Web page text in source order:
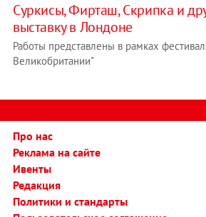
Суркисы, Фирташ, Скрипка и
выставку в Лондоне
Работы представлены в рамках
Великобритании"
Про нас
Реклама на сайте
Ивенты
Редакция
Политики и стандарты